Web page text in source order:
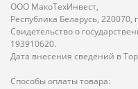
ООО МакоТехИнвест,
Республика Беларусь,
Свидетельство о
193910620.
Дата внесения сведений в
Способы оплаты товара: